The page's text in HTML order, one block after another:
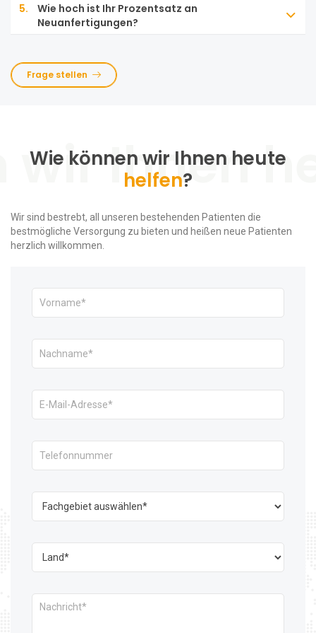
5.
Wie hoch ist Ihr Prozentsatz an
Neuanfertigungen?
Frage stellen
Wie können wir Ihnen heute
helfen?
Wir sind bestrebt, all unseren bestehenden Patienten die
bestmögliche Versorgung zu bieten und heißen neue Patienten
herzlich willkommen.